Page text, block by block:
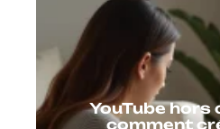
YouTube hors
comment